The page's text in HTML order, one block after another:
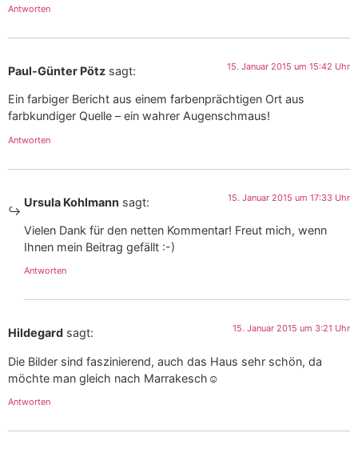
Antworten
Paul-Günter Pötz sagt: 15. Januar 2015 um 15:42 Uhr
Ein farbiger Bericht aus einem farbenprächtigen Ort aus
farbkundiger Quelle – ein wahrer Augenschmaus!
Antworten
Ursula Kohlmann sagt: 15. Januar 2015 um 17:33 Uhr
Vielen Dank für den netten Kommentar! Freut mich, wenn
Ihnen mein Beitrag gefällt :-)
Antworten
Hildegard sagt: 15. Januar 2015 um 3:21 Uhr
Die Bilder sind faszinierend, auch das Haus sehr schön, da
möchte man gleich nach Marrakesch☺
Antworten